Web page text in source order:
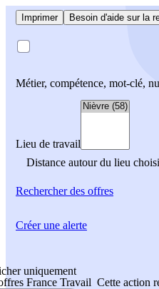
Imprimer Besoin d'aide sur la
Métier, compétence, mot-clé,
Lieu de travail
Distance autour du lieu choisi
Rechercherdes offres
uniquement
France Travail Cette action
Créer une alerte